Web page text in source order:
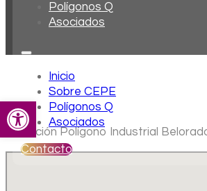
Abrir barra de herramientas
Polígonos Q
Asociados
Inicio
Sobre CEPE
Polígonos Q
Asociados
Contacto
Ubicación Polígono Industrial